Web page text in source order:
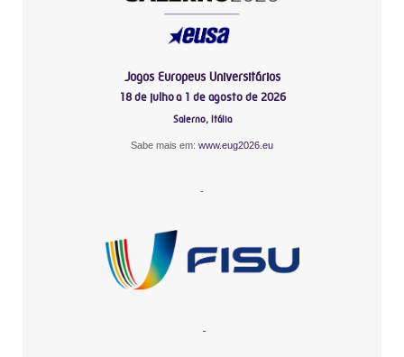
Jogos Europeus Universitários
18 de julho a 1 de agosto de 2026
Salerno, Itália
Sabe mais em: www.eug2026.eu
-
-